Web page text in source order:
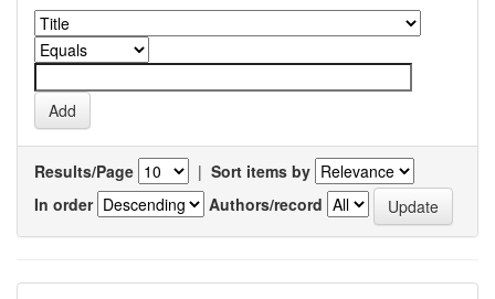
Results/Page | Sort items by
In order
Authors/record